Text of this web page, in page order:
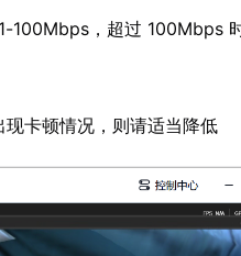
100Mbps，超过 100Mbps
卡顿情况，则请适当降低